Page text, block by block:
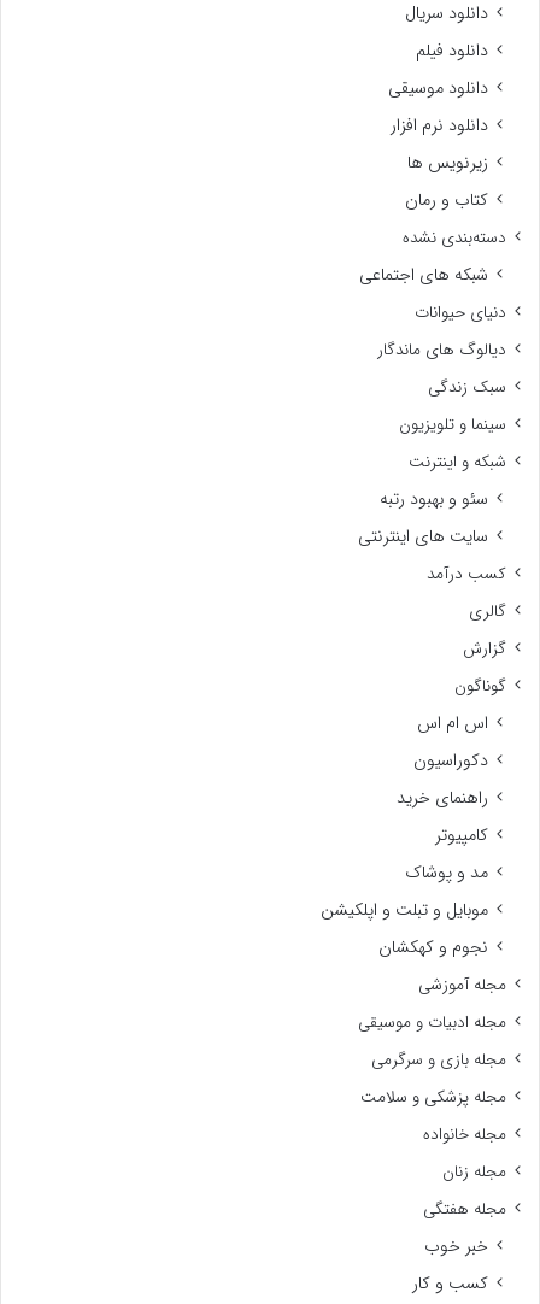
دانلود سریال
دانلود فیلم
دانلود موسیقی
دانلود نرم افزار
زیرنویس ها
کتاب و رمان
دسته‌بندی نشده
شبکه های اجتماعی
دنیای حیوانات
دیالوگ های ماندگار
سبک زندگی
سینما و تلویزیون
شبکه و اینترنت
سئو و بهبود رتبه
سایت های اینترنتی
کسب درآمد
گالری
گزارش
گوناگون
اس ام اس
دکوراسیون
راهنمای خرید
کامپیوتر
مد و پوشاک
موبایل و تبلت و اپلکیشن
نجوم و کهکشان
مجله آموزشی
مجله ادبیات و موسیقی
مجله بازی و سرگرمی
مجله پزشکی و سلامت
مجله خانواده
مجله زنان
مجله هفتگی
خبر خوب
کسب و کار